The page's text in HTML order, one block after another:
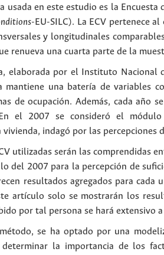
usada en este estudio es la
-EU-SILC). La ECV pertenece
y longitudinales
renueva una cuarta parte de la
elaborada por el Instituto
mantiene una batería de variables
de ocupación. Además, cada año
el 2007 se consideró el
vivienda, indagó por las percepciones
utilizadas serán las comprendidas
del 2007 para la percepción de
resultados agregados para
artículo solo se mostrarán los
por tal persona se hará extensivo
se ha optado por una
la importancia de los